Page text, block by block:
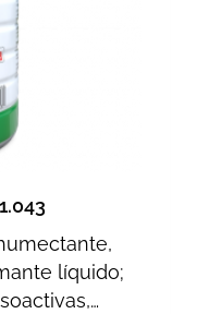
líquido;